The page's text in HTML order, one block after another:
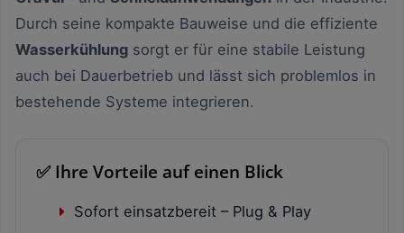
Durch seine kompakte Bauweise und die effiziente
Wasserkühlung sorgt er für eine stabile Leistung
auch bei Dauerbetrieb und lässt sich problemlos in
bestehende Systeme integrieren.
✅ Ihre Vorteile auf einen Blick
Sofort einsatzbereit – Plug & Play